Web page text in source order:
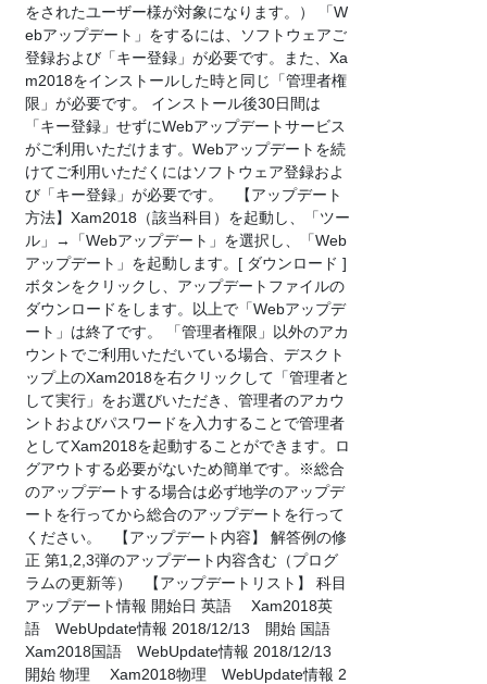
をされたユーザー様が対象になります。） 「W
ebアップデート」をするには、ソフトウェアご
登録および「キー登録」が必要です。また、Xa
m2018をインストールした時と同じ「管理者権
限」が必要です。 インストール後30日間は
「キー登録」せずにWebアップデートサービス
がご利用いただけます。Webアップデートを続
けてご利用いただくにはソフトウェア登録およ
び「キー登録」が必要です。 【アップデート
方法】Xam2018（該当科目）を起動し、「ツー
ル」→「Webアップデート」を選択し、「Web
アップデート」を起動します。[ ダウンロード ]
ボタンをクリックし、アップデートファイルの
ダウンロードをします。以上で「Webアップデ
ート」は終了です。 「管理者権限」以外のアカ
ウントでご利用いただいている場合、デスクト
ップ上のXam2018を右クリックして「管理者と
して実行」をお選びいただき、管理者のアカウ
ントおよびパスワードを入力することで管理者
としてXam2018を起動することができます。ロ
グアウトする必要がないため簡単です。※総合
のアップデートする場合は必ず地学のアップデ
ートを行ってから総合のアップデートを行って
ください。 【アップデート内容】 解答例の修
正 第1,2,3弾のアップデート内容含む（プログ
ラムの更新等） 【アップデートリスト】 科目
アップデート情報 開始日 英語 Xam2018英
語 WebUpdate情報 2018/12/13 開始 国語
Xam2018国語 WebUpdate情報 2018/12/13
開始 物理 Xam2018物理 WebUpdate情報 2